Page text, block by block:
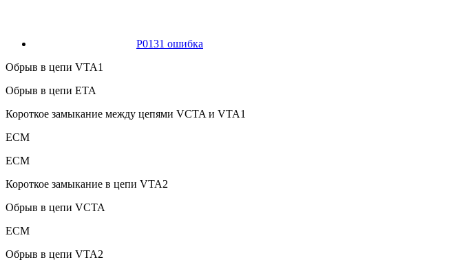
P0131 ошибка
Обрыв в цепи VTA1
Обрыв в цепи ETA
Короткое замыкание между цепями VCTA и VTA1
ECM
ECM
Короткое замыкание в цепи VTA2
Обрыв в цепи VCTA
ECM
Обрыв в цепи VTA2